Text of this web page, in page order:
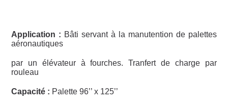
Application : Bâti servant à la manutention de palettes
aéronautiques
par un élévateur à fourches. Tranfert de charge par
rouleau
Capacité : Palette 96’’ x 125’’